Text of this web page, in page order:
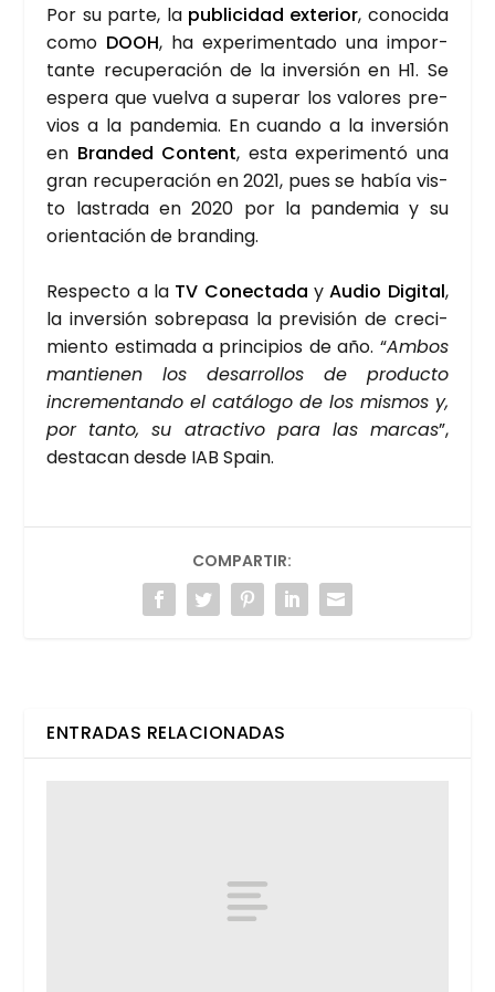
Por su par­te, la publi­ci­dad exte­rior, cono­ci­da
como DOOH, ha expe­ri­men­ta­do una impor­
tan­te recu­pe­ra­ción de la inver­sión en H1. Se
espe­ra que vuel­va a supe­rar los valo­res pre­
vios a la pan­de­mia. En cuan­do a la inver­sión
en Bran­ded Con­tent, esta expe­ri­men­tó una
gran recu­pe­ra­ción en 2021, pues se había vis­
to las­tra­da en 2020 por la pan­de­mia y su
orien­ta­ción de bran­ding.
Res­pec­to a la TV Conec­ta­da yAudio Digi­tal,
la inver­sión sobre­pa­sa la pre­vi­sión de cre­ci­
mien­to esti­ma­da a prin­ci­pios de año. “Ambos
man­tie­nen los desa­rro­llos de pro­duc­to
incre­men­tan­do el catá­lo­go de los mis­mos y,
por tan­to, su atrac­ti­vo para las mar­cas”,
des­ta­can des­de IAB Spain.
COMPARTIR:
ENTRADAS RELACIONADAS